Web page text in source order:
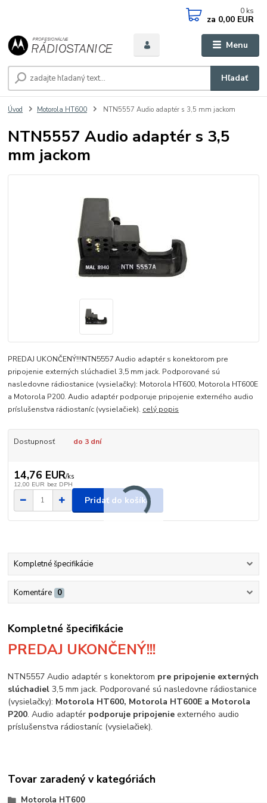
Menu
Hľadať
0 ks
za 0,00 EUR
Úvod Motorola HT600 NTN5557 Audio adaptér s 3,5 mm jackom
NTN5557 Audio adaptér s 3,5
mm jackom
PREDAJ UKONČENÝ!!!NTN5557 Audio adaptér s konektorom pre
pripojenie externých slúchadiel 3,5 mm jack. Podporované sú
nasledovne rádiostanice (vysielačky): Motorola HT600, Motorola HT600E
a Motorola P200. Audio adaptér podporuje pripojenie externého audio
príslušenstva rádiostaníc (vysielačiek). celý popis
Dostupnosť do 3 dní
14,76 EUR/ks
12,00 EUR bez DPH
Pridať do košíka
Kompletné špecifikácie
Komentáre 0
Kompletné špecifikácie
PREDAJ UKONČENÝ!!!
NTN5557 Audio adaptér s konektorom pre pripojenie externých
slúchadiel 3,5 mm jack. Podporované sú nasledovne rádiostanice
(vysielačky): Motorola HT600, Motorola HT600E a Motorola
P200. Audio adaptér podporuje pripojenie externého audio
príslušenstva rádiostaníc (vysielačiek).
Tovar zaradený v kategóriách
Motorola HT600